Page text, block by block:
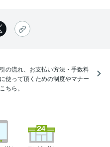
の流れ、お支払い方法・手数料
使って頂くための制度やマナー
ちら。